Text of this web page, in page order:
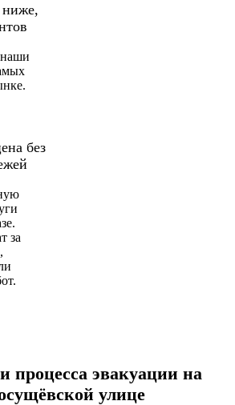
наши
без
за
процесса эвакуации на
улице